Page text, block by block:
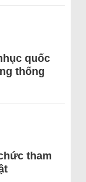
quốc
thống
tham